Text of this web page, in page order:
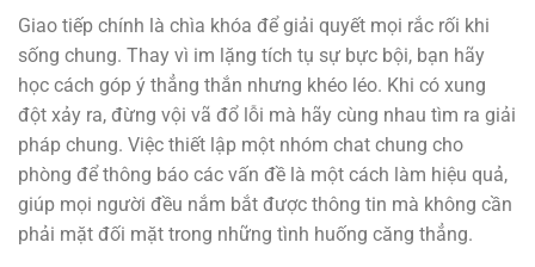
Giao tiếp chính là chìa khóa để giải quyết mọi rắc rối khi
sống chung. Thay vì im lặng tích tụ sự bực bội, bạn hãy
học cách góp ý thẳng thắn nhưng khéo léo. Khi có xung
đột xảy ra, đừng vội vã đổ lỗi mà hãy cùng nhau tìm ra giải
pháp chung. Việc thiết lập một nhóm chat chung cho
phòng để thông báo các vấn đề là một cách làm hiệu quả,
giúp mọi người đều nắm bắt được thông tin mà không cần
phải mặt đối mặt trong những tình huống căng thẳng.